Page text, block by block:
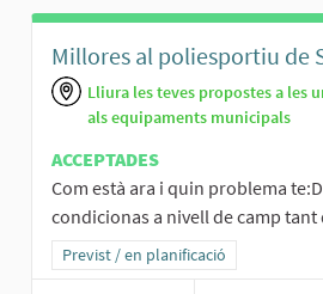
Millores al poliesportiu de
Lliura les teves propostes a les
als equipaments municipals
ACCEPTADES
Com està ara i quin problema
condicionas a nivell de camp tant
Resultats al filtrar per la categoria:
Previst / en planificació